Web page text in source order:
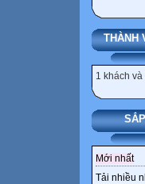
THÀNH
1 khách
Mới nhất
Tải nhiều